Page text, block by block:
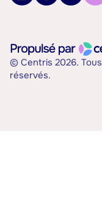
© Centris 2026.
réservés.